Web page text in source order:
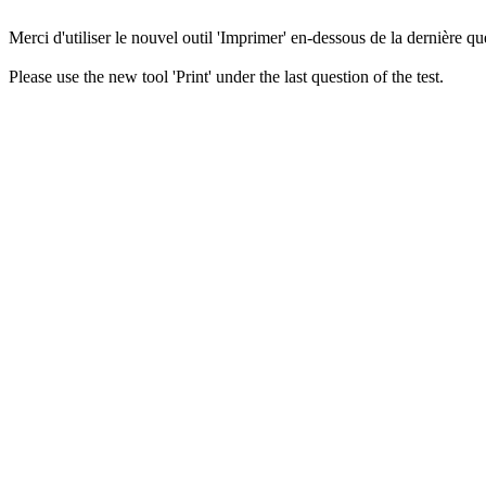
Merci d'utiliser le nouvel outil 'Imprimer' en-dessous de la dernière
Please use the new tool 'Print' under the last question of the test.